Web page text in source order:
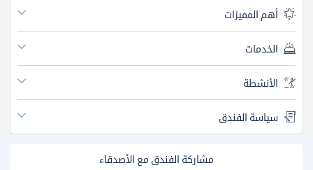
أهم المميزات
الخدمات
الأنشطة
سياسة الفندق
مشاركة الفندق مع الأصدقاء